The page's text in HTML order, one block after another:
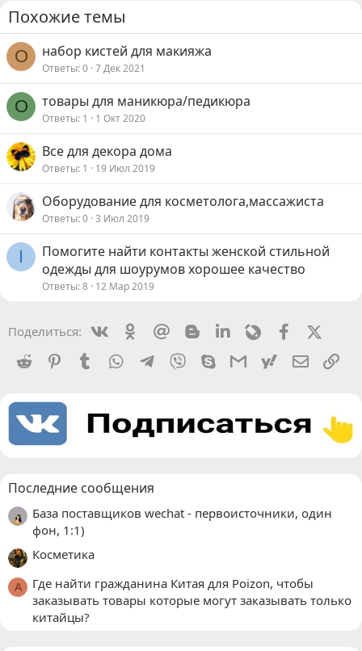
Похожие темы
O набор кистей для макияжа
Ответы 0 7 Дек 2021
O товары для маникюра/педикюра
Ответы 1 1 Окт 2020
Все для декора дома
Ответы 1 19 Июл 2019
Оборудование для косметолога,массажиста
Ответы 0 3 Июл 2019
I
Помогите найти контакты женской стильной
одежды для шоурумов хорошее качество
Ответы 8 12 Мар 2019
Поделиться: VkontakteOdnoklassniki
Mail.ru BloggerLinkedinLivejournalFacebook
Reddit
PinterestTumblr WhatsAppTelegram
Viber SkypeGmailyahoomail
Последние сообщения
База поставщиков wechat - первоисточники, один
фон, 1:1)
Косметика
A
Где найти гражданина Китая для Poizon, чтобы
заказывать товары которые могут заказывать только
китайцы?